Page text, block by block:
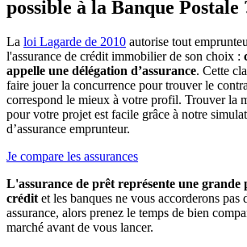
possible à la Banque Postale
La loi Lagarde de 2010 autorise tout
l'assurance de crédit immobilier de son choix :
appelle une délégation d’assurance. Cette
faire jouer la concurrence pour trouver le
correspond le mieux à votre profil. Trouver la
pour votre projet est facile grâce à notre
d’assurance emprunteur.
Je compare les assurances
L'assurance de prêt représente une grande
crédit et les banques ne vous accorderons pas
assurance, alors prenez le temps de bien
marché avant de vous lancer.